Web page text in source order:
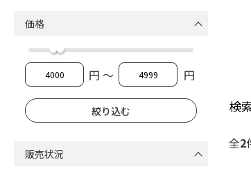
検
全2
価格
円 ～ 円
販売状況